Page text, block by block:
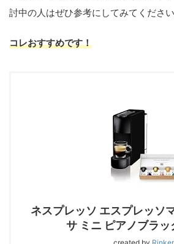
討中の人はぜひ参考にしてみてくださ
コレおすすめです！
ネスプレッソ エスプレッソ
サ ミニ ピアノブラ